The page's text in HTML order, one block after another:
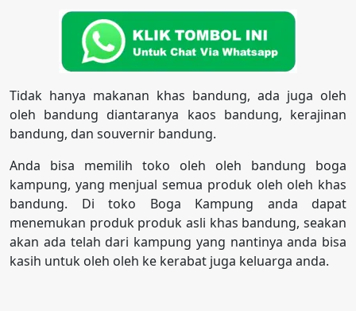
Tidak hanya makanan khas bandung, ada juga oleh
oleh bandung diantaranya kaos bandung, kerajinan
bandung, dan souvernir bandung.
Anda bisa memilih toko oleh oleh bandung boga
kampung, yang menjual semua produk oleh oleh khas
bandung. Di toko Boga Kampung anda dapat
menemukan produk produk asli khas bandung, seakan
akan ada telah dari kampung yang nantinya anda bisa
kasih untuk oleh oleh ke kerabat juga keluarga anda.